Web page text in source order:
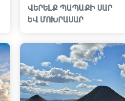
ՎԵՐԵԼՔ ՊԱՊԱՔԻ ՍԱՐ
ԵՎ ՄՈԽՐԱՍԱՐ